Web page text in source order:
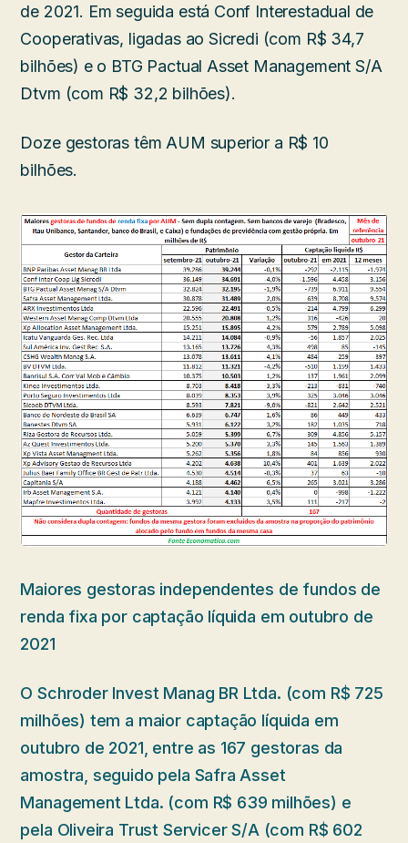
de 2021. Em seguida está Conf Interestadual de
Cooperativas, ligadas ao Sicredi (com R$ 34,7
bilhões) e o BTG Pactual Asset Management S/A
Dtvm (com R$ 32,2 bilhões).
Doze gestoras têm AUM superior a R$ 10
bilhões.
Maiores gestoras independentes de fundos de
renda fixa por captação líquida em outubro de
2021
O Schroder Invest Manag BR Ltda. (com R$ 725
milhões) tem a maior captação líquida em
outubro de 2021, entre as 167 gestoras da
amostra, seguido pela Safra Asset
Management Ltda. (com R$ 639 milhões) e
pela Oliveira Trust Servicer S/A (com R$ 602